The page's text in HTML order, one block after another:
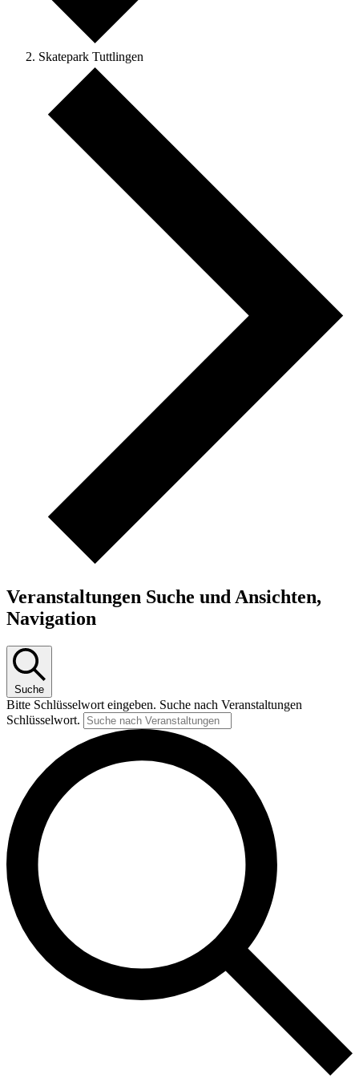
Skatepark Tuttlingen
Veranstaltungen Suche und Ansichten,
Navigation
Suche
Bitte Schlüsselwort eingeben. Suche nach Veranstaltungen
Schlüsselwort.